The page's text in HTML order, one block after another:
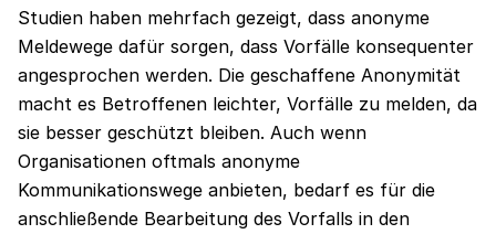
Studien haben mehrfach gezeigt, dass anonyme
Meldewege dafür sorgen, dass Vorfälle konsequenter
angesprochen werden. Die geschaffene Anonymität
macht es Betroffenen leichter, Vorfälle zu melden, da
sie besser geschützt bleiben. Auch wenn
Organisationen oftmals anonyme
Kommunikationswege anbieten, bedarf es für die
anschließende Bearbeitung des Vorfalls in den